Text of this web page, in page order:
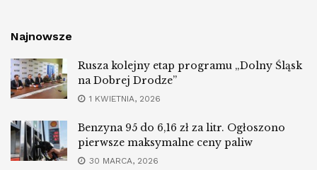
Najnowsze
Rusza kolejny etap programu „Dolny Śląsk
na Dobrej Drodze”
1 KWIETNIA, 2026
Benzyna 95 do 6,16 zł za litr. Ogłoszono
pierwsze maksymalne ceny paliw
30 MARCA, 2026